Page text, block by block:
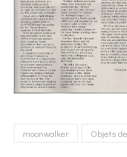
moonwalker Objets